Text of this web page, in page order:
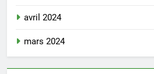
avril 2024
mars 2024